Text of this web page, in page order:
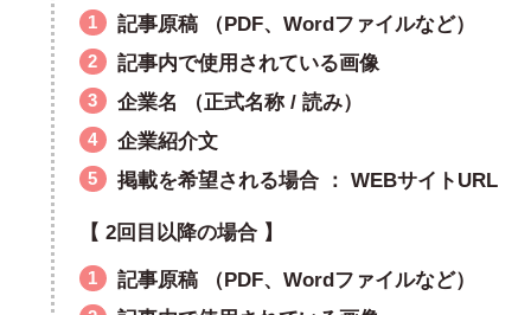
1 記事原稿 （PDF、Wordファイルなど）
2 記事内で使用されている画像
3 企業名 （正式名称 / 読み）
4 企業紹介文
5 掲載を希望される場合 ： WEBサイトURL
【 2回目以降の場合 】
1 記事原稿 （PDF、Wordファイルなど）